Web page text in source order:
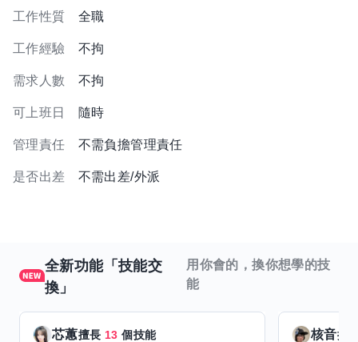
工作性質 全職
工作經驗 不拘
需求人數 不拘
可上班日 隨時
管理責任 不需負擔管理責任
是否出差 不需出差/外派
全新功能「技能交
換」
用你會的，換你想學的技
能
芯蕙擅長 13 個技能 核音擅